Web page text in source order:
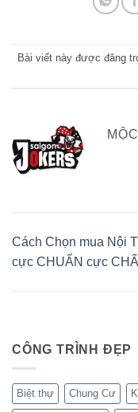
Bài viết này được đăng
Cách Chọn mua Nội
cực CHUẨN cực
CÔNG TRÌNH ĐẸP
Biệt thự Chung Cư